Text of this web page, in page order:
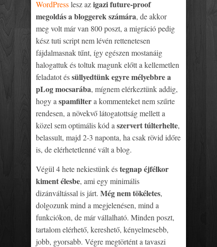
WordPresslesz azigazi future-proof
megoldás a bloggerek számára, de akkor
meg volt már van 800 poszt, a migráció pedig
kész tuti script nem lévén rettenetesen
fájdalmasnak tűnt, így egészen mostanáig
halogattuk és toltuk magunk előtt a kellemetlen
feladatot éssüllyedtünk egyre mélyebbre a
pLog mocsarába, mígnem elérkeztünk addig,
hogy a spamfiltera kommenteket nem szűrte
rendesen, a növekvő látogatottság mellett a
közel sem optimális kód a szervert túlterhelte,
belassult, majd 2-3 naponta, ha csak rövid időre
is, de elérhetetlenné vált a blog.
Végül 4 hete nekiestünk éstegnap éjfélkor
kiment élesbe, ami egy minimális
dizánváltással is járt. Még nem tökéletes,
dolgozunk mind a megjelenésen, mind a
funkciókon, de már vállalható. Minden poszt,
tartalom elérhető, kereshető, kényelmesebb,
jobb, gyorsabb. Végre megtörtént a tavaszi